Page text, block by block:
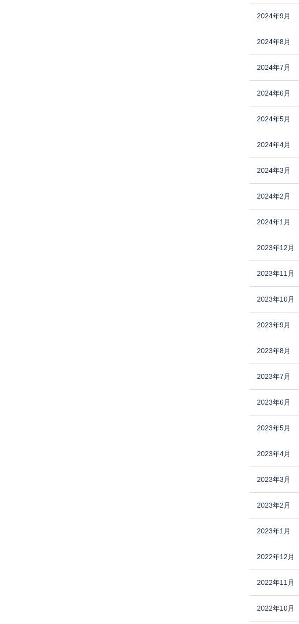
2024年9月
2024年8月
2024年7月
2024年6月
2024年5月
2024年4月
2024年3月
2024年2月
2024年1月
2023年12月
2023年11月
2023年10月
2023年9月
2023年8月
2023年7月
2023年6月
2023年5月
2023年4月
2023年3月
2023年2月
2023年1月
2022年12月
2022年11月
2022年10月